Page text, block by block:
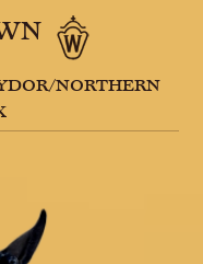
NORTHERN